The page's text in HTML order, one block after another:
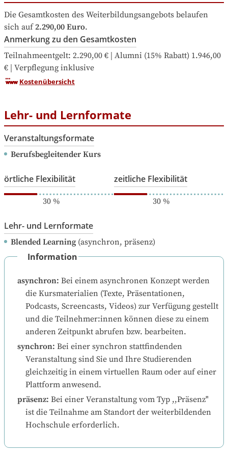
Die Gesamtkosten des Weiterbildungsangebots belaufen
sich auf 2.290,00 Euro.
Anmerkung zu den Gesamtkosten
Teilnahmeentgelt: 2.290,00 € | Alumni (15% Rabatt) 1.946,00
€ | Verpflegung inklusive
Kostenübersicht
Lehr- und Lernformate
Veranstaltungsformate
Berufsbegleitender Kurs
örtliche Flexibilität
30%
zeitliche Flexibilität
30%
Lehr- und Lernformate
Blended Learning(asynchron, präsenz)
Information
asynchron: Bei einem asynchronen Konzept werden
die Kursmaterialien (Texte, Präsentationen,
Podcasts, Screencasts, Videos) zur Verfügung gestellt
und die Teilnehmer:innen können diese zu einem
anderen Zeitpunkt abrufen bzw. bearbeiten.
synchron: Bei einer synchron stattfindenden
Veranstaltung sind Sie und Ihre Studierenden
gleichzeitig in einem virtuellen Raum oder auf einer
Plattform anwesend.
präsenz: Bei einer Veranstaltung vom Typ ,,Präsenz"
ist die Teilnahme am Standort der weiterbildenden
Hochschule erforderlich.